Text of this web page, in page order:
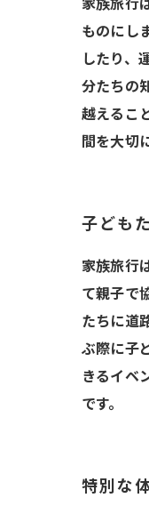
家族旅行
ものにし
したり、
分たちの
越えるこ
間を大切
子ども
家族旅行
て親子で
たちに道
ぶ際に子
きるイベ
です。
特別な